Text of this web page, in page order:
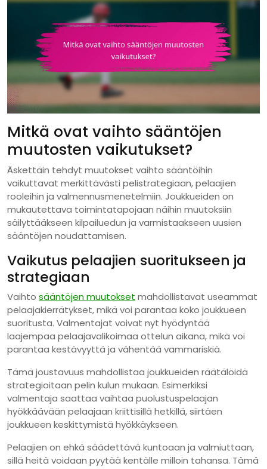
Mitkä ovat vaihto sääntöjen
muutosten vaikutukset?
Äskettäin tehdyt muutokset vaihto sääntöihin
vaikuttavat merkittävästi pelistrategiaan, pelaajien
rooleihin ja valmennusmenetelmiin. Joukkueiden on
mukautettava toimintatapojaan näihin muutoksiin
säilyttääkseen kilpailuedun ja varmistaakseen uusien
sääntöjen noudattamisen.
Vaikutus pelaajien suoritukseen ja
strategiaan
Vaihto sääntöjen muutokset mahdollistavat useammat
pelaajakierrätykset, mikä voi parantaa koko joukkueen
suoritusta. Valmentajat voivat nyt hyödyntää
laajempaa pelaajavalikoimaa ottelun aikana, mikä voi
parantaa kestävyyttä ja vähentää vammariskiä.
Tämä joustavuus mahdollistaa joukkueiden räätälöidä
strategioitaan pelin kulun mukaan. Esimerkiksi
valmentaja saattaa vaihtaa puolustuspelaajan
hyökkäävään pelaajaan kriittisillä hetkillä, siirtäen
joukkueen keskittymistä hyökkäykseen.
Pelaajien on ehkä säädettävä kuntoaan ja valmiuttaan,
sillä heitä voidaan pyytää kentälle milloin tahansa. Tämä